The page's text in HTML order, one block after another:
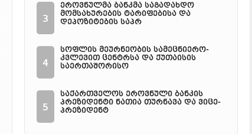
3
ეროვნულმა ბანკმა საგადახდო
მომსახურების ტარიფებისა და
დეპოზიტების საპრ
4
სოფლის მეურნეობის სამეცნიერო-
კვლევით ცენტრსა და ქუთაისის
საერთაშორისო
5
საქართველოს ეროვნული ბანკის
პრეზიდენტი ნათია თურნავა და ვიცე-
პრეზიდენტ